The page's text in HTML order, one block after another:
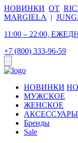
НОВИНКИ ОТ
MARGIELA
|
11:00 – 22:00,
+7 (800) 333-96-59
НОВИНКИ
МУЖСКОЕ
ЖЕНСКОЕ
АКСЕССУАРЫ
Бренды
Sale